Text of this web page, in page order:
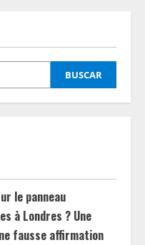
BUSCAR
le panneau
à Londres ? Une
fausse affirmation